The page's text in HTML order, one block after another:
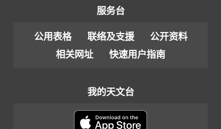
服务台
公用表格 联络及支援
公开资料
相关网址
快速用户指南
我的天文台